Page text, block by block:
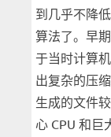
到几乎不降
算法了。早
于当时计算
出复杂的压
生成的文件
心 CPU 和巨